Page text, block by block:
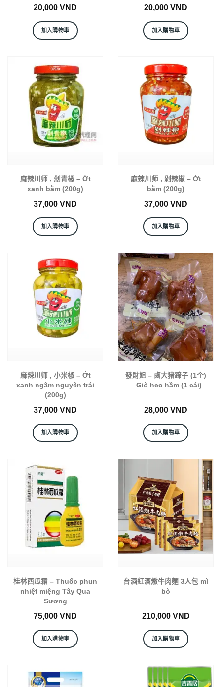
20,000 VND
加入購物車
20,000 VND
加入購物車
麻辣川师 , 剁青椒 – Ớt
xanh bằm (200g)
37,000 VND
加入購物車
麻辣川师 , 剁辣椒 – Ớt
bằm (200g)
37,000 VND
加入購物車
麻辣川师 , 小米椒 – Ớt
xanh ngâm nguyên trái
(200g)
37,000 VND
加入購物車
發財姐 – 鹵大猪蹄子 (1个)
– Giò heo hầm (1 cái)
28,000 VND
加入購物車
桂林西瓜霜 – Thuốc phun
nhiệt miệng Tây Qua
Sương
75,000 VND
加入購物車
台酒紅酒燉牛肉麵 3人包 mì
bò
210,000 VND
加入購物車